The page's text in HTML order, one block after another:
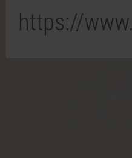
https://